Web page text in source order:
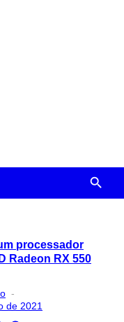
processador
Radeon RX 550
on
de 2021